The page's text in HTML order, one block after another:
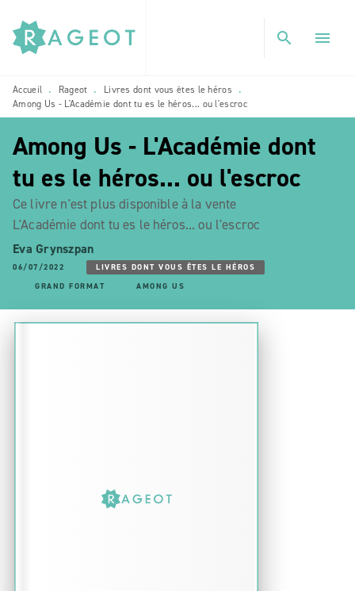
MENU RECHERCHE
PIED DE PAGE
search menu
Accueil • Rageot • Livres dont vous êtes le héros
•
Among Us - L'Académie dont tu es le héros... ou l'escroc
Among Us - L'Académie dont
tu es le héros... ou l'escroc
Ce livre n'est plus disponible à la vente
L'Académie dont tu es le héros... ou l'escroc
Eva Grynszpan
06/07/2022
LIVRES DONT VOUS ÊTES LE HÉROS
GRAND FORMAT
AMONG US